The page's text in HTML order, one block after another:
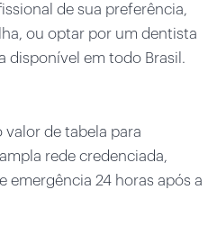
de sua preferência,
ou optar por um dentista
disponível em todo Brasil.
valor de tabela para
rede credenciada,
emergência 24 horas após a